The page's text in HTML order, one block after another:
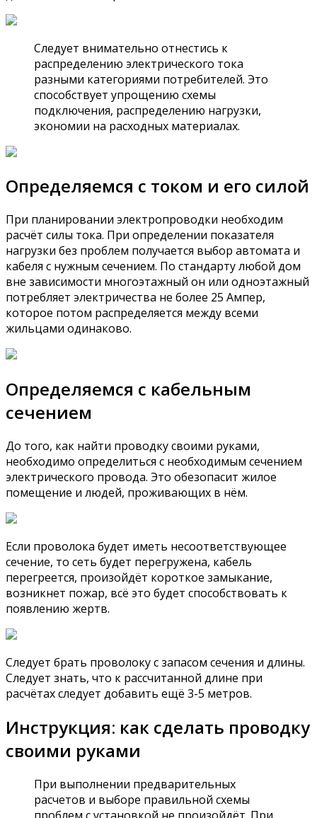
Следует внимательно отнестись к
распределению электрического тока
разными категориями потребителей. Это
способствует упрощению схемы
подключения, распределению нагрузки,
экономии на расходных материалах.
Определяемся с током и его силой
При планировании электропроводки необходим
расчёт силы тока. При определении показателя
нагрузки без проблем получается выбор автомата и
кабеля с нужным сечением. По стандарту любой дом
вне зависимости многоэтажный он или одноэтажный
потребляет электричества не более 25 Ампер,
которое потом распределяется между всеми
жильцами одинаково.
Определяемся с кабельным
сечением
До того, как найти проводку своими руками,
необходимо определиться с необходимым сечением
электрического провода. Это обезопасит жилое
помещение и людей, проживающих в нём.
Если проволока будет иметь несоответствующее
сечение, то сеть будет перегружена, кабель
перегреется, произойдёт короткое замыкание,
возникнет пожар, всё это будет способствовать к
появлению жертв.
Следует брать проволоку с запасом сечения и длины.
Следует знать, что к рассчитанной длине при
расчётах следует добавить ещё 3-5 метров.
Инструкция: как сделать проводку
своими руками
При выполнении предварительных
расчетов и выборе правильной схемы